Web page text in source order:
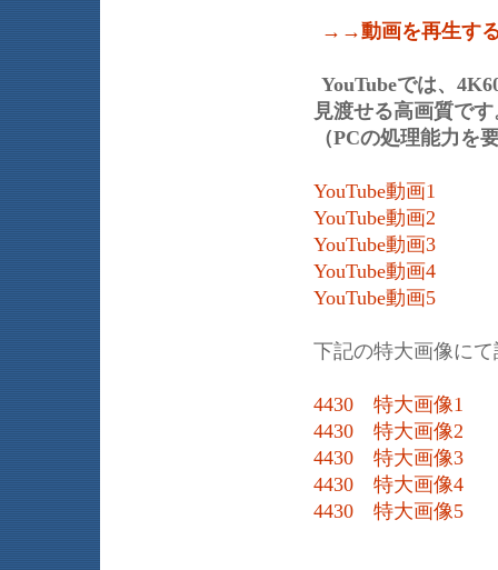
→→動画を再生す
YouTubeでは、
見渡せる高画質で
（PCの処理能力を
YouTube動画1
YouTube動画2
YouTube動画3
YouTube動画4
YouTube動画5
下記の特大画像に
4430 特大画像1
4430 特大画像2
4430 特大画像3
4430 特大画像4
4430 特大画像5